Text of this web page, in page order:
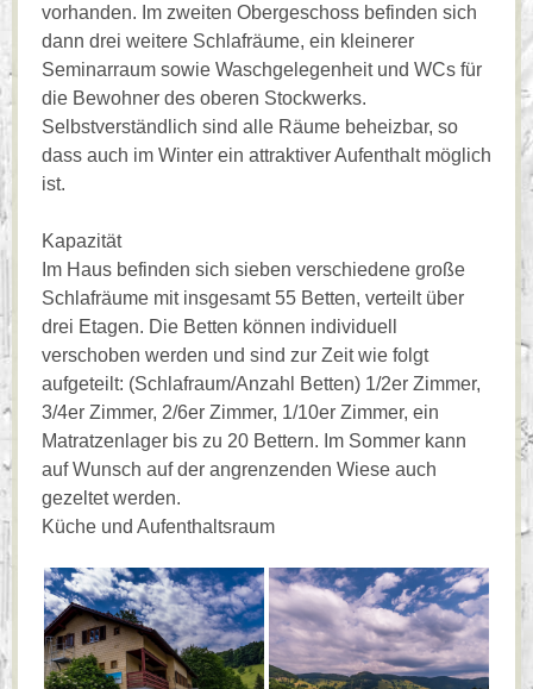
vorhanden. Im zweiten Obergeschoss befinden sich
dann drei weitere Schlafräume, ein kleinerer
Seminarraum sowie Waschgelegenheit und WCs für
die Bewohner des oberen Stockwerks.
Selbstverständlich sind alle Räume beheizbar, so
dass auch im Winter ein attraktiver Aufenthalt möglich
ist.
Kapazität
Im Haus befinden sich sieben verschiedene große
Schlafräume mit insgesamt 55 Betten, verteilt über
drei Etagen. Die Betten können individuell
verschoben werden und sind zur Zeit wie folgt
aufgeteilt: (Schlafraum/Anzahl Betten) 1/2er Zimmer,
3/4er Zimmer, 2/6er Zimmer, 1/10er Zimmer, ein
Matratzenlager bis zu 20 Bettern. Im Sommer kann
auf Wunsch auf der angrenzenden Wiese auch
gezeltet werden.
Küche und Aufenthaltsraum